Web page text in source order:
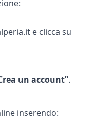
e clicca su
un account”.
inserendo: